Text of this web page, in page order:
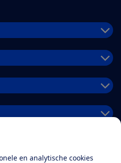
en analytische cookies